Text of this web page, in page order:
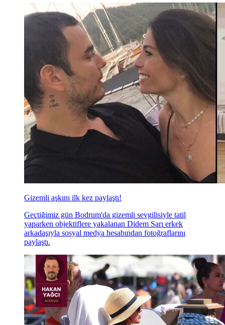
Gizemli aşkını ilk kez paylaştı!
Geçtiğimiz gün Bodrum'da gizemli sevgilisiyle tatil
yaparken objektiflere yakalanan Didem Sarı erkek
arkadaşıyla sosyal medya hesabından fotoğraflarını
paylaştı.